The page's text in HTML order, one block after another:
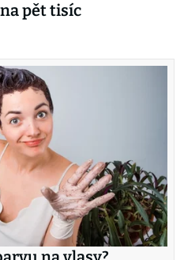
pět tisíc